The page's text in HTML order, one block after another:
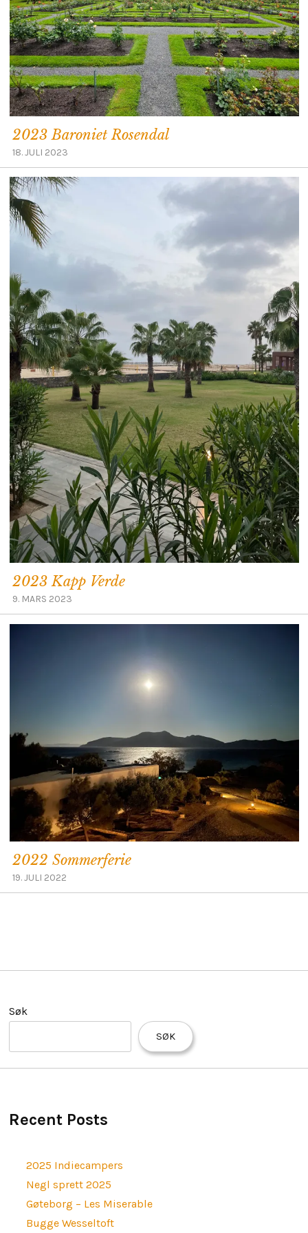
2023 Baroniet Rosendal
18. JULI 2023
2023 Kapp Verde
9. MARS 2023
2022 Sommerferie
19. JULI 2022
Søk
SØK
Recent Posts
2025 Indiecampers
Negl sprett 2025
Gøteborg – Les Miserable
Bugge Wesseltoft